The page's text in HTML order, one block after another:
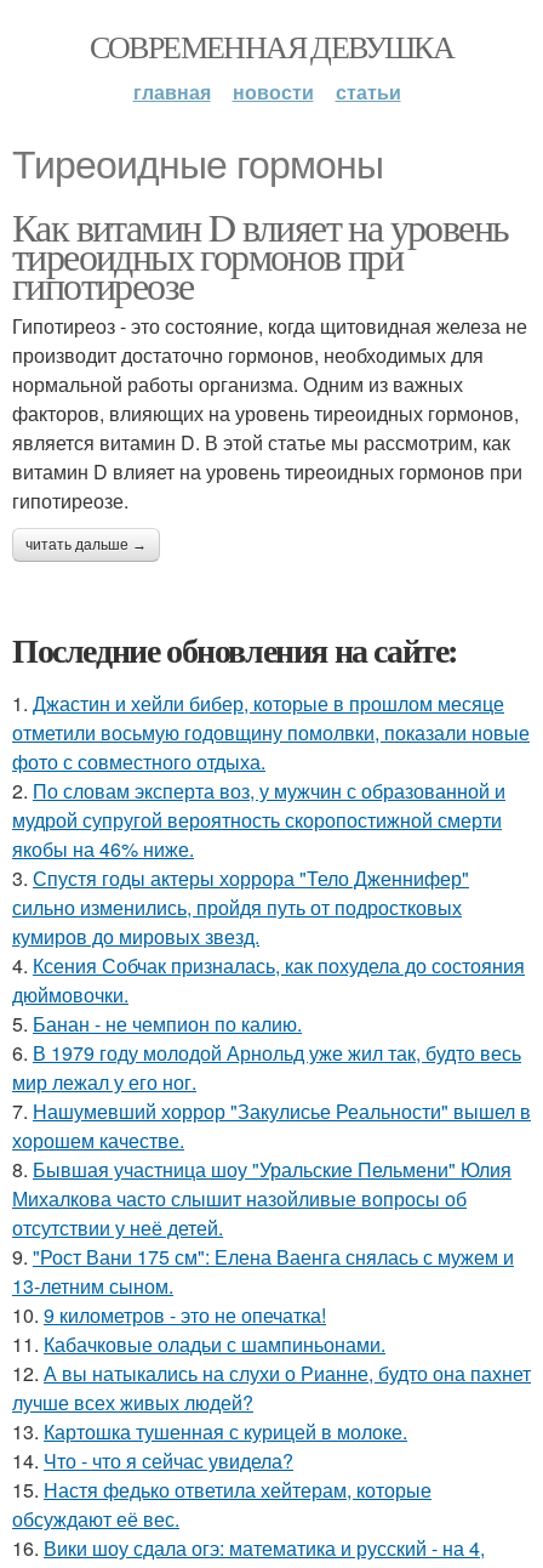
СОВРЕМЕННАЯ ДЕВУШКА
главная новости статьи
Тиреоидные гормоны
Как витамин D влияет на уровень
тиреоидных гормонов при
гипотиреозе
Гипотиреоз - это состояние, когда щитовидная железа не
производит достаточно гормонов, необходимых для
нормальной работы организма. Одним из важных
факторов, влияющих на уровень тиреоидных гормонов,
является витамин D. В этой статье мы рассмотрим, как
витамин D влияет на уровень тиреоидных гормонов при
гипотиреозе.
читать дальше →
Последние обновления на сайте:
1. Джастин и хейли бибер, которые в прошлом месяце
отметили восьмую годовщину помолвки, показали новые
фото с совместного отдыха.
2. По словам эксперта воз, у мужчин с образованной и
мудрой супругой вероятность скоропостижной смерти
якобы на 46% ниже.
3. Спустя годы актеры хоррора "Тело Дженнифер"
сильно изменились, пройдя путь от подростковых
кумиров до мировых звезд.
4. Ксения Собчак призналась, как похудела до состояния
дюймовочки.
5. Банан - не чемпион по калию.
6. В 1979 году молодой Арнольд уже жил так, будто весь
мир лежал у его ног.
7. Нашумевший хоррор "Закулисье Реальности" вышел в
хорошем качестве.
8. Бывшая участница шоу "Уральские Пельмени" Юлия
Михалкова часто слышит назойливые вопросы об
отсутствии у неё детей.
9. "Рост Вани 175 см": Елена Ваенга снялась с мужем и
13-летним сыном.
10. 9 километров - это не опечатка!
11. Кабачковые оладьи с шампиньонами.
12. А вы натыкались на слухи о Рианне, будто она пахнет
лучше всех живых людей?
13. Картошка тушенная с курицей в молоке.
14. Что - что я сейчас увидела?
15. Настя федько ответила хейтерам, которые
обсуждают её вес.
16. Вики шоу сдала огэ: математика и русский - на 4,